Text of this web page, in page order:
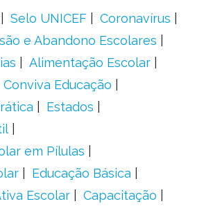
Selo UNICEF
Coronavírus
e Abandono Escolares
Alimentação Escolar
Conviva Educação
Estados
em Pílulas
Educação Básica
Escolar
Capacitação